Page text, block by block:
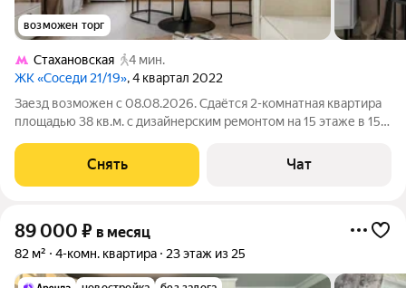
возможен торг
Стахановская
4 мин.
ЖК «Соседи 21/19», 4 квартал 2022
Заезд возможен с 08.08.2026. Сдаётся 2-комнатная квартира
площадью 38 кв.м. с дизайнерским ремонтом на 15 этаже в 15-
Посудомоечная машина
Снять Чат
89 000 ₽ в месяц
82 м² 4-комн. квартира 23 этаж из 25